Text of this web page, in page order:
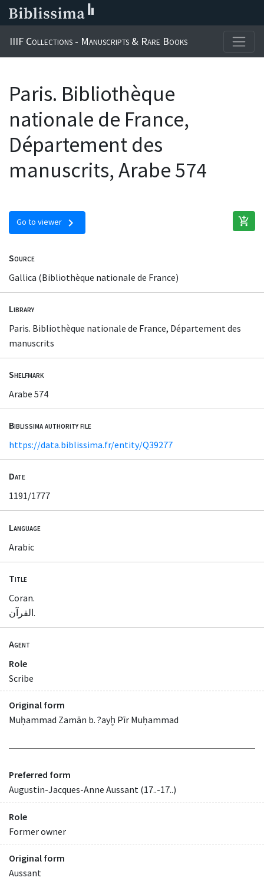
IIIF Collections - Manuscripts & Rare Books
Paris. Bibliothèque
nationale de France,
Département des
manuscrits, Arabe 574
Go to viewer chevron_right add_shopping_cart
Source
Gallica (Bibliothèque nationale de France)
Library
Paris. Bibliothèque nationale de France, Département des
manuscrits
Shelfmark
Arabe 574
Biblissima authority file
https://data.biblissima.fr/entity/Q39277
Date
1191/1777
Language
Arabic
Title
Coran.
القرآن.
Agent
Role
Scribe
Original form
Muḥammad Zamān b. ?ayh̥ Pīr Muḥammad
Preferred form
Augustin-Jacques-Anne Aussant (17..-17..)
Role
Former owner
Original form
Aussant